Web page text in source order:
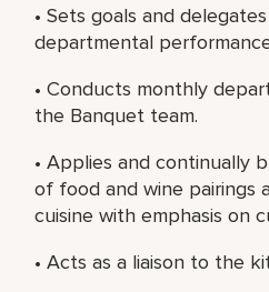
• Sets goals and
departmental
• Conducts monthly
the Banquet team.
• Applies and continually
of food and wine pairings
cuisine with emphasis on
• Acts as a liaison to the